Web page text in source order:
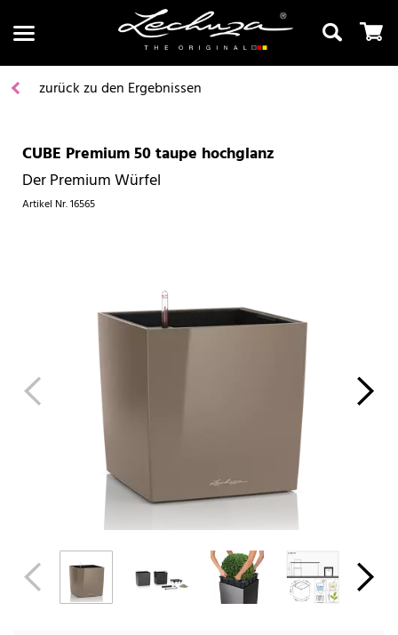
Suchen
zurück zu den Ergebnissen
CUBE Premium 50 taupe hochglanz
Der Premium Würfel
Artikel Nr.16565